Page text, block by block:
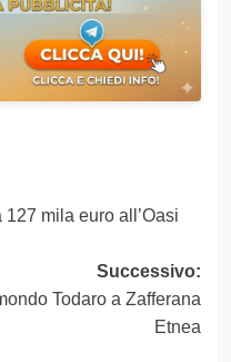
mila euro all’Oasi
Successivo:
Todaro a Zafferana
Etnea